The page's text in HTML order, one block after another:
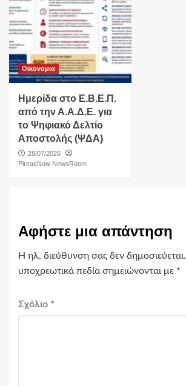
Οικονομια
Ημερίδα στο Ε.Β.Ε.Π.
από την Α.Α.Δ.Ε. για
το Ψηφιακό Δελτίο
Αποστολής (ΨΔΑ)
28/07/2026
PireasNow NewsRoom
Αφήστε μια απάντηση
Η ηλ. διεύθυνση σας δεν δημοσιεύεται.
υποχρεωτικά πεδία σημειώνονται με *
Σχόλιο *